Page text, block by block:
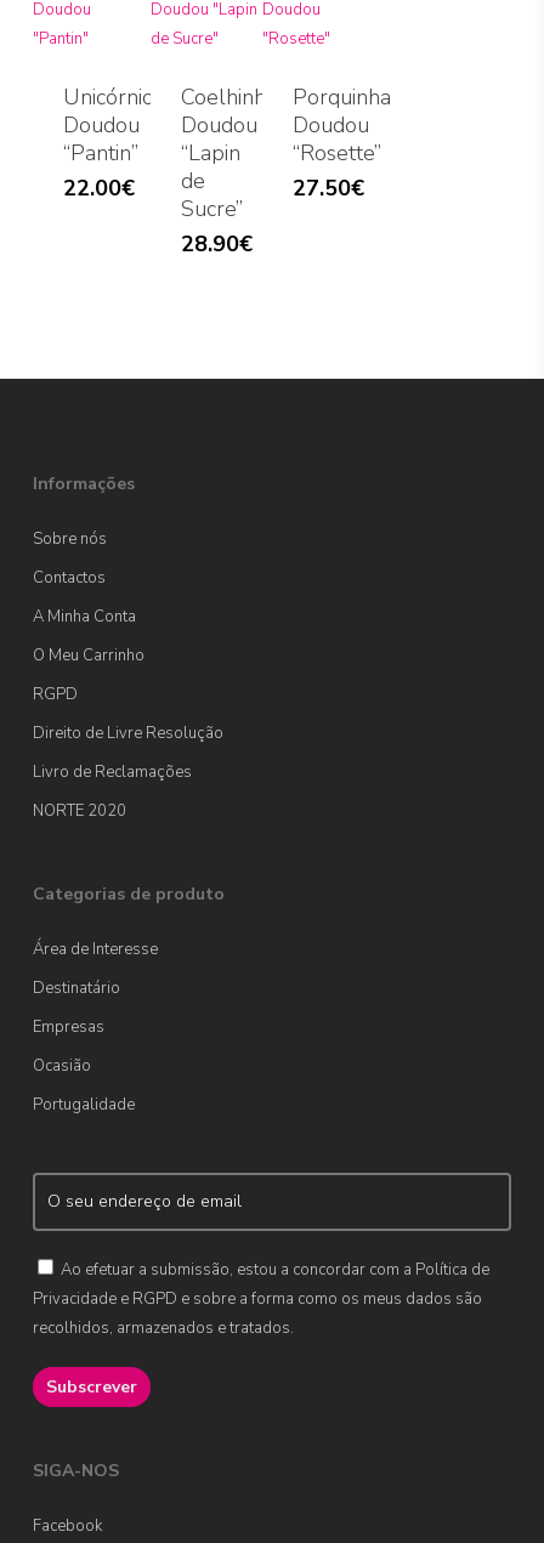
Unicórnio
Doudou
“Pantin”
22.00€
Coelhinho
Doudou
“Lapin
de
Sucre”
28.90€
Porquinha
Doudou
“Rosette”
27.50€
Informações
Sobre nós
Contactos
A Minha Conta
O Meu Carrinho
RGPD
Direito de Livre Resolução
Livro de Reclamações
NORTE 2020
Categorias de produto
Área de Interesse
Destinatário
Empresas
Ocasião
Portugalidade
Ao efetuar a submissão, estou a concordar com a Política de
Privacidade e RGPD e sobre a forma como os meus dados são
recolhidos, armazenados e tratados.
SIGA-NOS
Facebook